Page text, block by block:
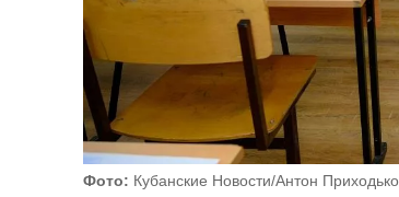
Фото: Кубанские Новости/Антон Приходько